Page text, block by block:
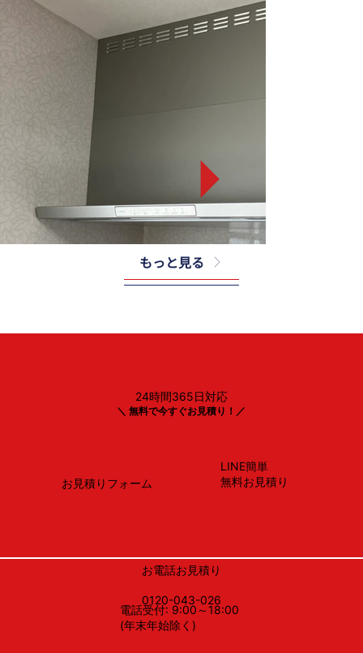
リンナイ
もっと見る
LINE簡単
無料お見積り
0120-043-026
お電話お見積り
電話受付: 9:00～18:00
(年末年始除く)
お見積りフォーム
＼ 無料で今すぐお見積り！／
24時間365日対応